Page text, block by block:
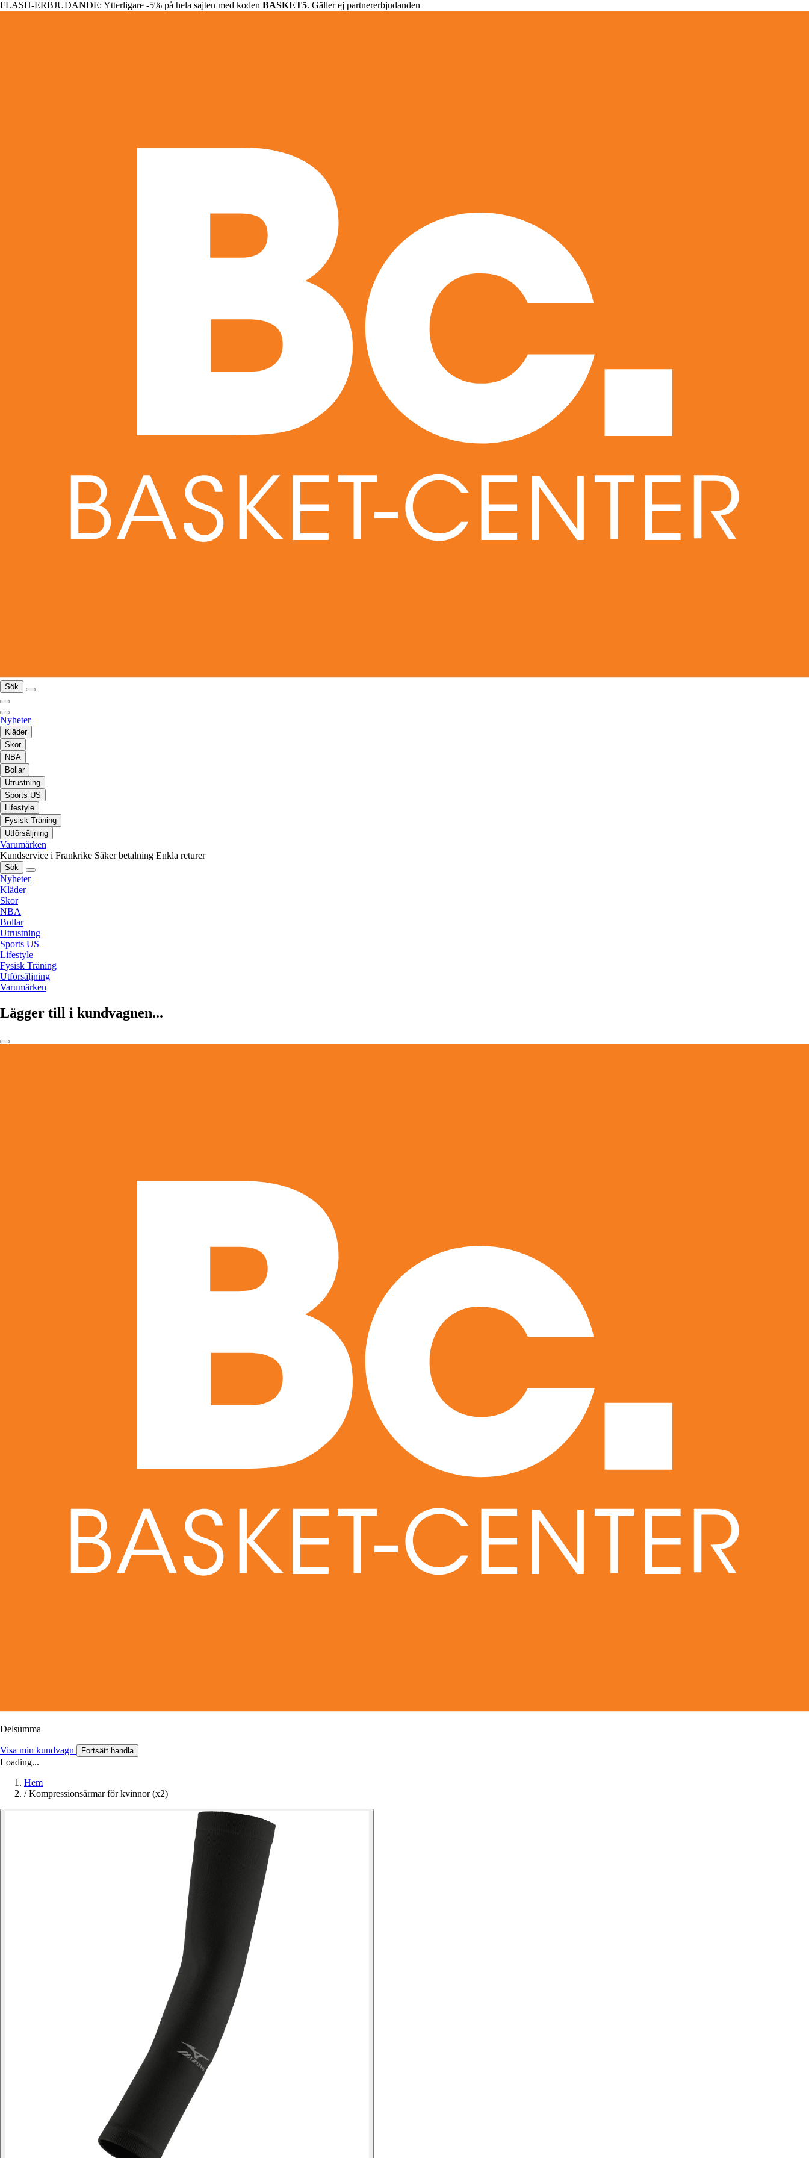
FLASH-ERBJUDANDE: Ytterligare -5% på hela sajten med koden BASKET5. Gäller ej partnererbjudanden
Sök
Nyheter
Kläder
Skor
NBA
Bollar
Utrustning
Sports US
Lifestyle
Fysisk Träning
Utförsäljning
Varumärken
Kundservice i Frankrike Säker betalning Enkla returer
Sök
Nyheter
Kläder
Skor
NBA
Bollar
Utrustning
Sports US
Lifestyle
Fysisk Träning
Utförsäljning
Varumärken
Lägger till i kundvagnen...
Delsumma
Visa min kundvagn Fortsätt handla
Loading...
Hem
/ Kompressionsärmar för kvinnor (x2)